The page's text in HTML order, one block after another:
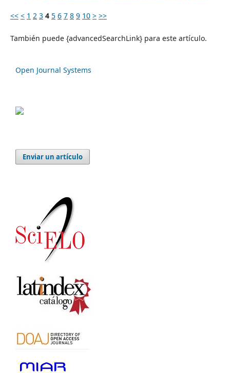
<< < 1 2 3 4 5 6 7 8 9 10 > >>
También puede {advancedSearchLink} para este artículo.
Open Journal Systems
Enviar un artículo